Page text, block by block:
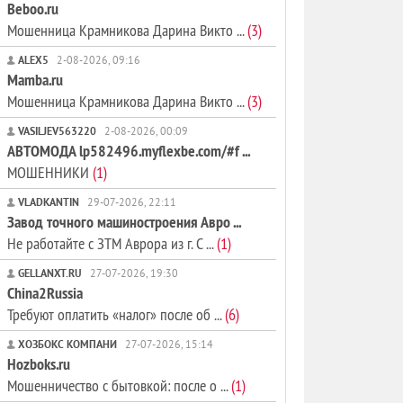
Beboo.ru
Мошенница Крамникова Дарина Викто ...(3)
ALEX5 2-08-2026, 09:16
Mamba.ru
Мошенница Крамникова Дарина Викто ...(3)
VASILJEV563220 2-08-2026, 00:09
АВТОМОДА lp582496.myflexbe.com/#f ...
МОШЕННИКИ (1)
VLADKANTIN 29-07-2026, 22:11
Завод точного машиностроения Авро ...
Не работайте с ЗТМ Аврора из г. С ...(1)
GELLANXT.RU 27-07-2026, 19:30
China2Russia
Требуют оплатить «налог» после об ...(6)
ХОЗБОКС КОМПАНИ 27-07-2026, 15:14
Hozboks.ru
Мошенничество с бытовкой: после о ...(1)